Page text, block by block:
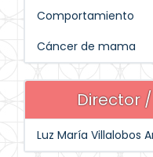
Comportamiento
Cáncer de mama
Director
Luz María Villalobos